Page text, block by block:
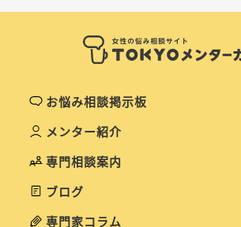
お悩み相談掲示板
メンター紹介
専門相談案内
ブログ
専門家コラム